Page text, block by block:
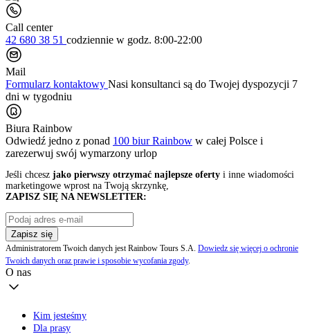
Call center
42 680 38 51 codziennie w godz. 8:00-22:00
Mail
Formularz kontaktowy Nasi konsultanci są do Twojej dyspozycji 7
dni w tygodniu
Biura Rainbow
Odwiedź jedno z ponad 100 biur Rainbow w całej Polsce i
zarezerwuj swój wymarzony urlop
Jeśli chcesz jako pierwszy otrzymać najlepsze oferty i inne wiadomości
marketingowe wprost na Twoją skrzynkę,
ZAPISZ SIĘ NA NEWSLETTER:
Zapisz się
Administratorem Twoich danych jest Rainbow Tours S.A. Dowiedz się więcej o ochronie
Twoich danych oraz prawie i sposobie wycofania zgody.
O nas
Kim jesteśmy
Dla prasy